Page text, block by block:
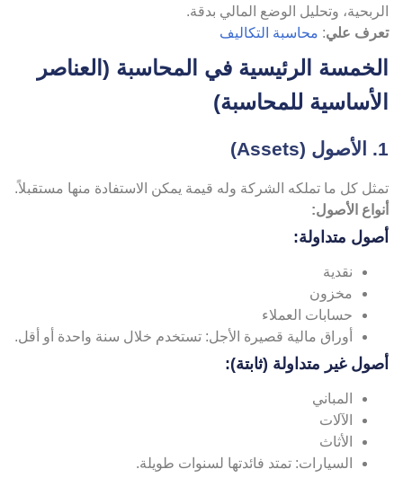
وتحليل الوضع المالي بدقة.
علي:محاسبة التكاليف
الرئيسية في المحاسبة (العناصر
للمحاسبة)
كل ما تملكه الشركة وله قيمة يمكن الاستفادة منها مستقبلاً.
الأصول:
متداولة:
نقدية
مخزون
حسابات العملاء
أوراق مالية قصيرة الأجل: تستخدم خلال سنة واحدة أو أقل.
غير متداولة (ثابتة):
المباني
الآلات
الأثاث
السيارات: تمتد فائدتها لسنوات طويلة.